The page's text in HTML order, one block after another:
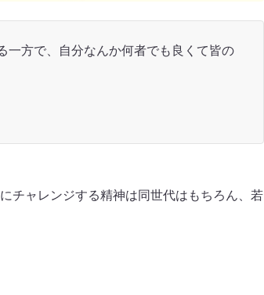
一方で、自分なんか何者でも良くて皆の
チャレンジする精神は同世代はもちろん、若